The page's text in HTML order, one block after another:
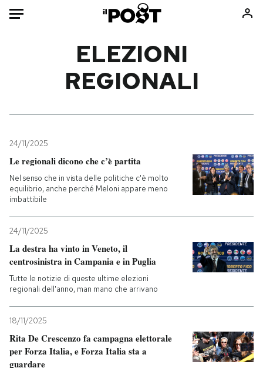
Mondo
Tecnologia
Internet
Scienza
Cultura
Economia
Sport
Libri
Ok Boomer!
Media
Altrecose
PODCAST
NEWSLETTER
I MIEI PREFERITI
ELEZIONI
REGIONALI
24/11/2025
Le regionali dicono che c’è partita
Nel senso che in vista delle politiche c'è molto
equilibrio, anche perché Meloni appare meno
imbattibile
24/11/2025
La destra ha vinto in Veneto, il
centrosinistra in Campania e in Puglia
Tutte le notizie di queste ultime elezioni
regionali dell'anno, man mano che arrivano
18/11/2025
Rita De Crescenzo fa campagna elettorale
per Forza Italia, e Forza Italia sta a
guardare